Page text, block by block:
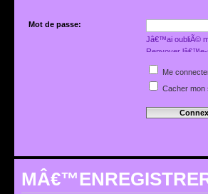
Mot de passe:
Jâ€™ai oubliÃ©
Renvoyer lâ€™e-
Me
Cacher mon